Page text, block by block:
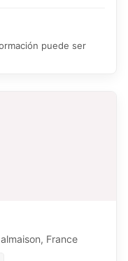
puede ser
France